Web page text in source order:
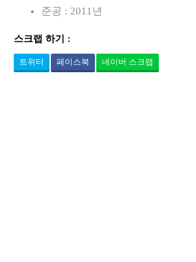
준공 : 2011년
스크랩 하기 :
트위터 페이스북 네이버 스크랩